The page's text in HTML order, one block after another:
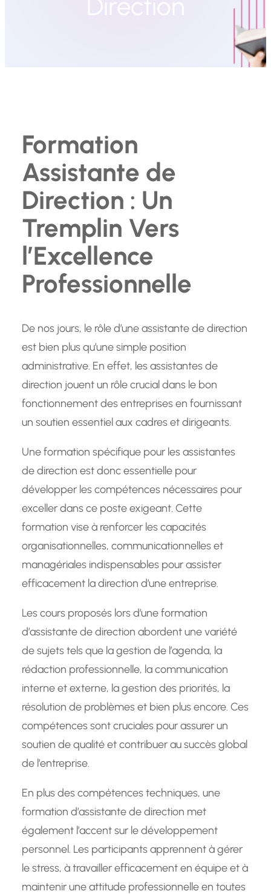
Formation
Assistante de
Direction : Un
Tremplin Vers
l’Excellence
Professionnelle
De nos jours, le rôle d’une assistante de direction
est bien plus qu’une simple position
administrative. En effet, les assistantes de
direction jouent un rôle crucial dans le bon
fonctionnement des entreprises en fournissant
un soutien essentiel aux cadres et dirigeants.
Une formation spécifique pour les assistantes
de direction est donc essentielle pour
développer les compétences nécessaires pour
exceller dans ce poste exigeant. Cette
formation vise à renforcer les capacités
organisationnelles, communicationnelles et
managériales indispensables pour assister
efficacement la direction d’une entreprise.
Les cours proposés lors d’une formation
d’assistante de direction abordent une variété
de sujets tels que la gestion de l’agenda, la
rédaction professionnelle, la communication
interne et externe, la gestion des priorités, la
résolution de problèmes et bien plus encore. Ces
compétences sont cruciales pour assurer un
soutien de qualité et contribuer au succès global
de l’entreprise.
En plus des compétences techniques, une
formation d’assistante de direction met
également l’accent sur le développement
personnel. Les participants apprennent à gérer
le stress, à travailler efficacement en équipe et à
maintenir une attitude professionnelle en toutes